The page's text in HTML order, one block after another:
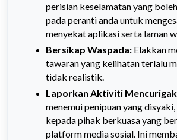
perisian keselamatan yang
pada peranti anda untuk
menyekat aplikasi serta laman
Bersikap Waspada: Elakkan
tawaran yang kelihatan terlalu
tidak realistik.
Laporkan Aktiviti
menemui penipuan yang
kepada pihak berkuasa yang
platform media sosial. Ini